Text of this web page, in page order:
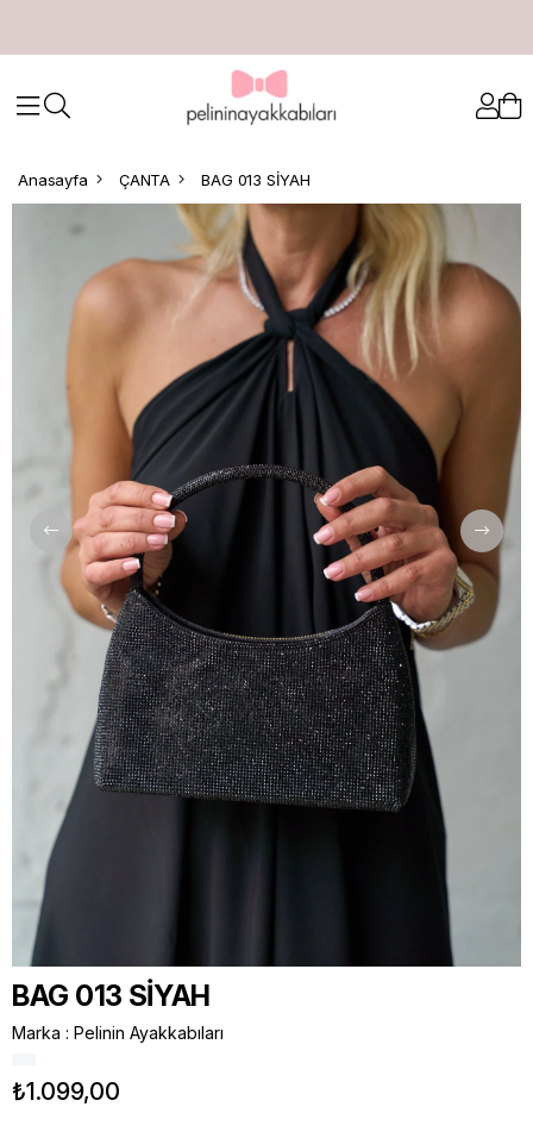
Anasayfa ÇANTA BAG 013 SİYAH
BAG 013 SİYAH
Marka : Pelinin Ayakkabıları
₺1.099,00